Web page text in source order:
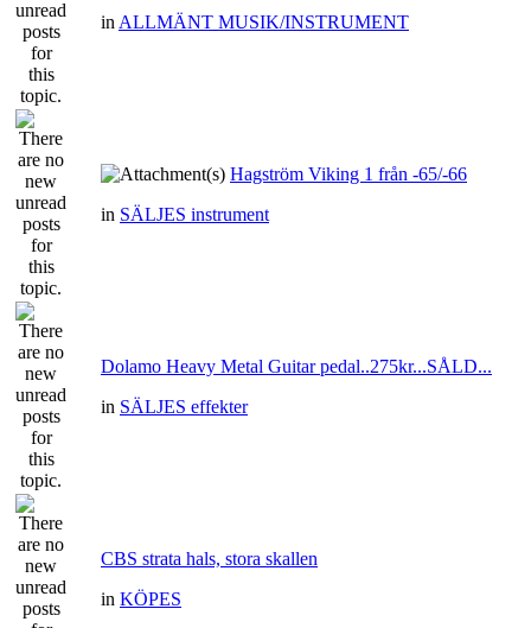
in ALLMÄNT MUSIK/INSTRUMENT
Hagström Viking 1 från -65/-66
in SÄLJES instrument
Dolamo Heavy Metal Guitar pedal..275kr...SÅLD...
in SÄLJES effekter
CBS strata hals, stora skallen
in KÖPES